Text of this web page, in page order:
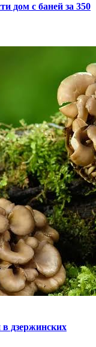
дом с баней за 350
дзержинских